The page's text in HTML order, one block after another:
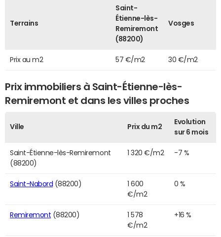
Terrains
Saint-
Étienne-lès-
Remiremont
(88200)
Vosges
Prix au m2 57 €/m2 30 €/m2
Prix immobiliers à Saint-Étienne-lès-
Remiremont et dans les villes proches
Ville Prix du m2
Evolution
sur 6 mois
Saint-Étienne-lès-Remiremont
(88200)
1 320 €/m2 -7 %
Saint-Nabord (88200)
1 600
€/m2
0 %
Remiremont (88200)
1 578
€/m2
+16 %